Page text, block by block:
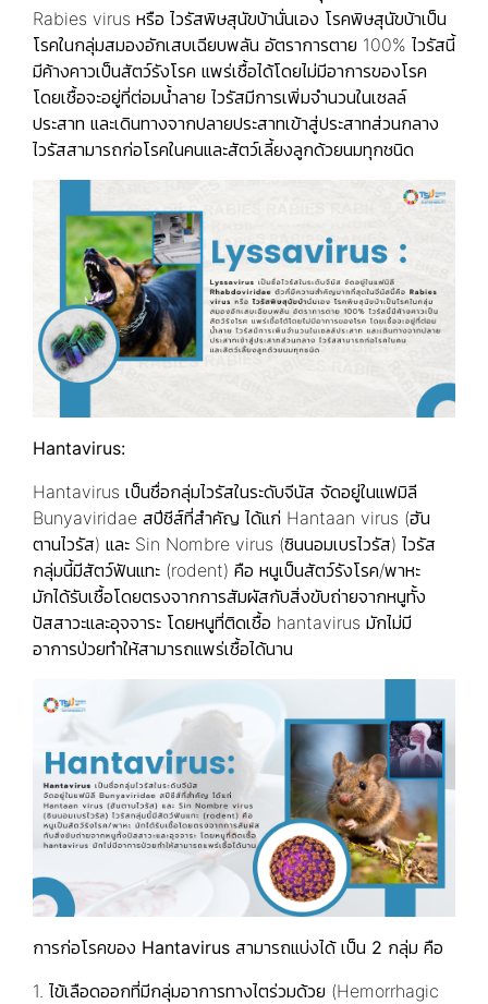
Rabies virus หรือ ไวรัสพิษสุนัขบ้านั่นเอง โรคพิษสุนัขบ้าเป็น
โรคในกลุ่มสมองอักเสบเฉียบพลัน อัตราการตาย 100% ไวรัสนี้
มีค้างคาวเป็นสัตว์รังโรค แพร่เชื้อได้โดยไม่มีอาการของโรค
โดยเชื้อจะอยู่ที่ต่อมน้ำลาย ไวรัสมีการเพิ่มจำนวนในเซลล์
ประสาท และเดินทางจากปลายประสาทเข้าสู่ประสาทส่วนกลาง
ไวรัสสามารถก่อโรคในคนและสัตว์เลี้ยงลูกด้วยนมทุกชนิด
Hantavirus:
Hantavirus เป็นชื่อกลุ่มไวรัสในระดับจีนัส จัดอยู่ในแฟมิลี
Bunyaviridae สปีชีส์ที่สำคัญ ได้แก่ Hantaan virus (ฮัน
ตานไวรัส) และ Sin Nombre virus (ซินนอมเบรไวรัส) ไวรัส
กลุ่มนี้มีสัตว์ฟันแทะ (rodent) คือ หนูเป็นสัตว์รังโรค/พาหะ
มักได้รับเชื้อโดยตรงจากการสัมผัสกับสิ่งขับถ่ายจากหนูทั้ง
ปัสสาวะและอุจจาระ โดยหนูที่ติดเชื้อ hantavirus มักไม่มี
อาการป่วยทำให้สามารถแพร่เชื้อได้นาน
การก่อโรคของ Hantavirus สามารถแบ่งได้ เป็น 2 กลุ่ม คือ
1. ไข้เลือดออกที่มีกลุ่มอาการทางไตร่วมด้วย (Hemorrhagic